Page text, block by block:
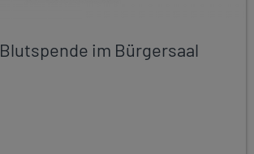
Blutspende im Bürgersaal